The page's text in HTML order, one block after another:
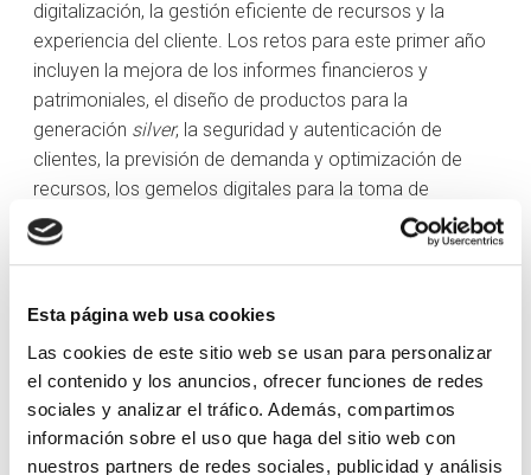
Esta página web usa cookies
Las cookies de este sitio web se usan para personalizar
el contenido y los anuncios, ofrecer funciones de redes
sociales y analizar el tráfico. Además, compartimos
información sobre el uso que haga del sitio web con
nuestros partners de redes sociales, publicidad y análisis
digitalización, la gestión eficiente de recursos y la
experiencia del cliente. Los retos para este primer año
incluyen la mejora de los informes financieros y
patrimoniales, el diseño de productos para la
generación silver, la seguridad y autenticación de
clientes, la previsión de demanda y optimización de
recursos, los gemelos digitales para la toma de
decisiones y la gestión de la estacionalidad.
El calendario del programa se inicia el 25 de noviembre
permanecerán abiertas hasta el 16 de enero de 2026.
Tras la selección de las empresas emergentes, el
programa de aceleración empezará el 23 de febrero
de 2026 y finalizará con el Demo Day.
La plataforma internacional Plug and Play aporta su